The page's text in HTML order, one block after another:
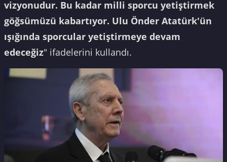
vizyonudur. Bu kadar milli sporcu yetiştirmek
göğsümüzü kabartıyor. Ulu Önder Atatürk'ün
ışığında sporcular yetiştirmeye devam
edeceğiz" ifadelerini kullandı.